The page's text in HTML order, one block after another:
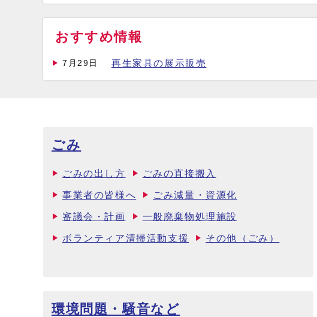
おすすめ情報
7月29日 再生家具の展示販売
ごみ
ごみの出し方 ごみの直接搬入
事業者の皆様へ ごみ減量・資源化
審議会・計画 一般廃棄物処理施設
ボランティア清掃活動支援 その他（ごみ）
環境問題・騒音など